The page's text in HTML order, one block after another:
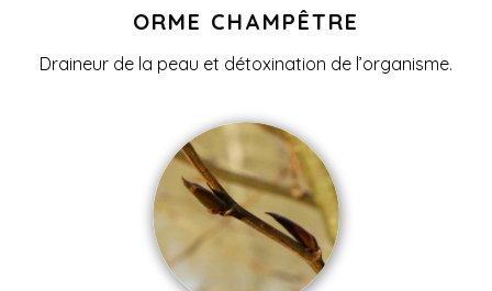
ORME CHAMPÊTRE
Draineur de la peau et détoxination de l’organisme.